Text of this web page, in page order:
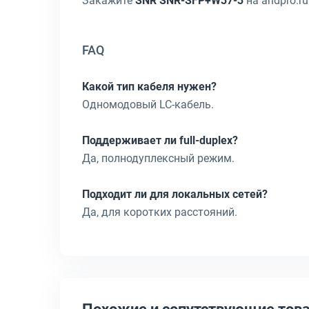
FAQ
Какой тип кабеля нужен?
Одномодовый LC-кабель.
Поддерживает ли full-duplex?
Да, полнодуплексный режим.
Подходит ли для локальных сетей?
Да, для коротких расстояний.